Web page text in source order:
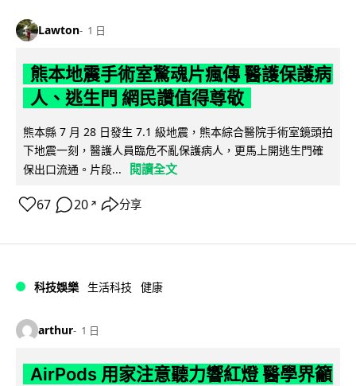
Lawton 1 日
熊本地震手術室驚魂片瘋傳 醫護保護病
人、逃生門 網民讚值得尊敬
熊本縣 7 月 28 日發生 7.1 級地震，熊本綜合醫院手術室鏡頭拍
下地震一刻，醫護人員臨危不亂保護病人，更馬上開逃生門確
保出口流通。片段...
閱讀全文
67 20 ↗ 分享
科技娛樂 生活科技 健康
arthur 1 日
AirPods 用家注意聽力響紅燈 醫學界籲